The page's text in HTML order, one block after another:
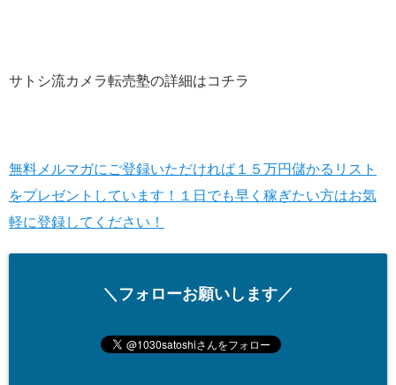
サトシ流カメラ転売塾の詳細はコチラ
無料メルマガにご登録いただければ１５万円儲かるリスト
をプレゼントしています！１日でも早く稼ぎたい方はお気
軽に登録してください！
＼フォローお願いします／